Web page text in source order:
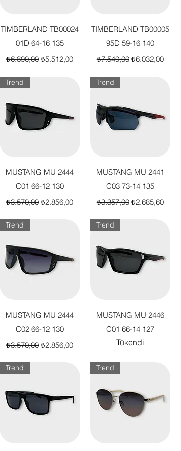
Hızlı Bakış
TIMBERLAND TB00024
01D 64-16 135
Normal Fiyat
₺6.890,00İndirimli Fiyat
₺5.512,00
Hızlı Bakış
TIMBERLAND TB00005
95D 59-16 140
Normal Fiyat
₺7.540,00 İndirimli Fiyat
₺6.032,00
Hızlı Bakış
Trend
MUSTANG MU 2444
C01 66-12 130
Normal Fiyat
₺3.570,00İndirimli Fiyat
₺2.856,00
Hızlı Bakış
Trend
MUSTANG MU 2441
C03 73-14 135
Normal Fiyat
₺3.357,00 İndirimli Fiyat
₺2.685,60
Hızlı Bakış
Trend
MUSTANG MU 2444
C02 66-12 130
Normal Fiyat
₺3.570,00İndirimli Fiyat
₺2.856,00
Hızlı Bakış
Trend
MUSTANG MU 2446
C01 66-14 127
Tükendi
Trend Trend